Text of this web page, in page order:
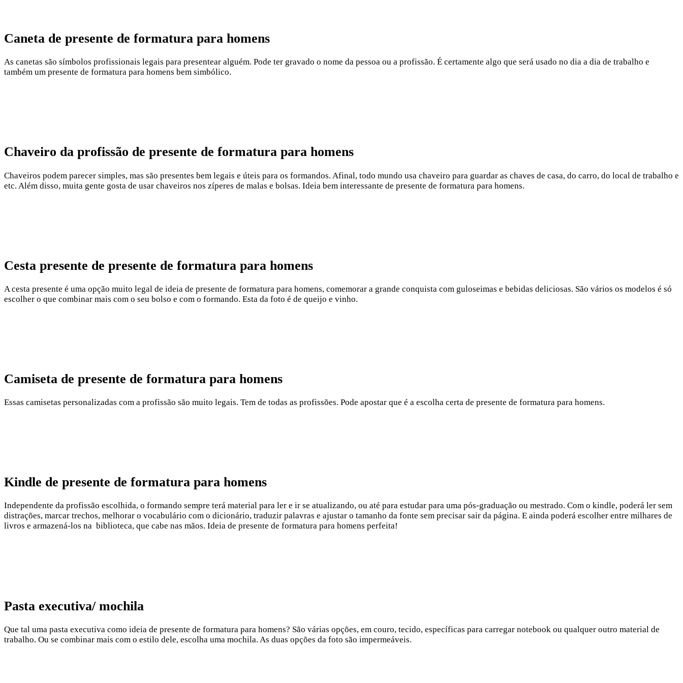
Caneta de presente de formatura para homens
As canetas são símbolos profissionais legais para presentear alguém. Pode ter gravado o nome da pessoa ou a profissão. É certamente algo que será usado no dia a dia de trabalho e
também um presente de formatura para homens bem simbólico.
Chaveiro da profissão de presente de formatura para homens
Chaveiros podem parecer simples, mas são presentes bem legais e úteis para os formandos. Afinal, todo mundo usa chaveiro para guardar as chaves de casa, do carro, do local de trabalho e
etc. Além disso, muita gente gosta de usar chaveiros nos zíperes de malas e bolsas. Ideia bem interessante de presente de formatura para homens.
Cesta presente de presente de formatura para homens
A cesta presente é uma opção muito legal de ideia de presente de formatura para homens, comemorar a grande conquista com guloseimas e bebidas deliciosas. São vários os modelos é só
escolher o que combinar mais com o seu bolso e com o formando. Esta da foto é de queijo e vinho.
Camiseta de presente de formatura para homens
Essas camisetas personalizadas com a profissão são muito legais. Tem de todas as profissões. Pode apostar que é a escolha certa de presente de formatura para homens.
Kindle de presente de formatura para homens
Independente da profissão escolhida, o formando sempre terá material para ler e ir se atualizando, ou até para estudar para uma pós-graduação ou mestrado. Com o kindle, poderá ler sem
distrações, marcar trechos, melhorar o vocabulário com o dicionário, traduzir palavras e ajustar o tamanho da fonte sem precisar sair da página. E ainda poderá escolher entre milhares de
livros e armazená-los na biblioteca, que cabe nas mãos. Ideia de presente de formatura para homens perfeita!
Pasta executiva/ mochila
Que tal uma pasta executiva como ideia de presente de formatura para homens? São várias opções, em couro, tecido, específicas para carregar notebook ou qualquer outro material de
trabalho. Ou se combinar mais com o estilo dele, escolha uma mochila. As duas opções da foto são impermeáveis.